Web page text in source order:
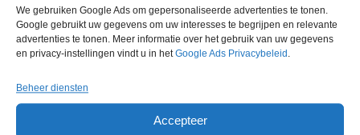
We gebruiken Google Ads om gepersonaliseerde advertenties te tonen.
Google gebruikt uw gegevens om uw interesses te begrijpen en relevante
advertenties te tonen. Meer informatie over het gebruik van uw gegevens
en privacy-instellingen vindt u in hetGoogle Ads Privacybeleid .
Beheer diensten
Accepteer
Gerelateerde producten